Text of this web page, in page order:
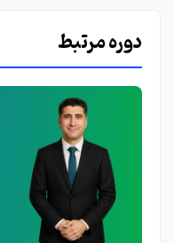
دوره مرتبط